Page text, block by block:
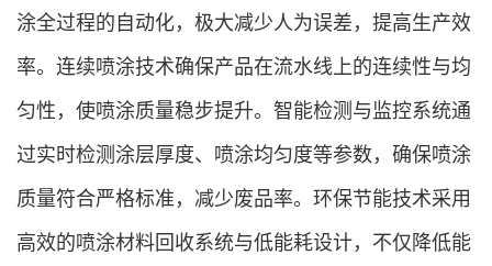
涂全过程的自动化，极大减少人为误差，提高生产效
率。连续喷涂技术确保产品在流水线上的连续性与均
匀性，使喷涂质量稳步提升。智能检测与监控系统通
过实时检测涂层厚度、喷涂均匀度等参数，确保喷涂
质量符合严格标准，减少废品率。环保节能技术采用
高效的喷涂材料回收系统与低能耗设计，不仅降低能